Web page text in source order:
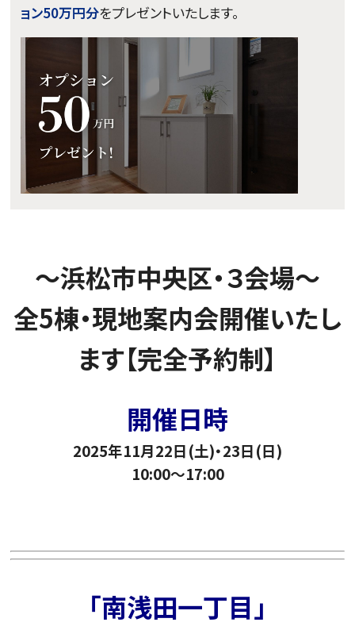
ョン50万円分をプレゼントいたします。
～浜松市中央区・３会場～
全5棟・現地案内会開催いたし
ます【完全予約制】
開催日時
2025年11月22日(土)・23日(日)
10:00～17:00
「南浅田一丁目」